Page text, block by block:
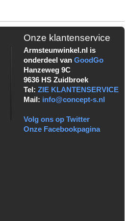
Onze klantenservice
Armsteunwinkel.nl is
onderdeel van GoodGo
Hanzeweg 9C
9636 HS Zuidbroek
Tel: ZIE KLANTENSERVICE
Mail: info@concept-s.nl
Volg ons op Twitter
Onze Facebookpagina